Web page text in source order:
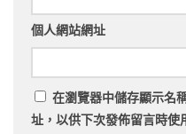
個人網站網址
在瀏覽器中儲存顯示名
址，以供下次發佈留言時使